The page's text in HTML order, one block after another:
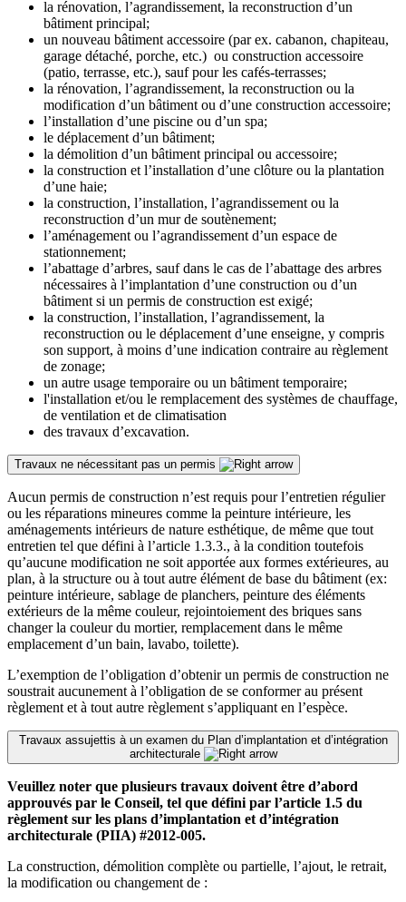
la rénovation, l’agrandissement, la reconstruction d’un
bâtiment principal;
un nouveau bâtiment accessoire (par ex. cabanon, chapiteau,
garage détaché, porche, etc.) ou construction accessoire
(patio, terrasse, etc.), sauf pour les cafés-terrasses;
la rénovation, l’agrandissement, la reconstruction ou la
modification d’un bâtiment ou d’une construction accessoire;
l’installation d’une piscine ou d’un spa;
le déplacement d’un bâtiment;
la démolition d’un bâtiment principal ou accessoire;
la construction et l’installation d’une clôture ou la plantation
d’une haie;
la construction, l’installation, l’agrandissement ou la
reconstruction d’un mur de soutènement;
l’aménagement ou l’agrandissement d’un espace de
stationnement;
l’abattage d’arbres, sauf dans le cas de l’abattage des arbres
nécessaires à l’implantation d’une construction ou d’un
bâtiment si un permis de construction est exigé;
la construction, l’installation, l’agrandissement, la
reconstruction ou le déplacement d’une enseigne, y compris
son support, à moins d’une indication contraire au règlement
de zonage;
un autre usage temporaire ou un bâtiment temporaire;
l'installation et/ou le remplacement des systèmes de chauffage,
de ventilation et de climatisation
des travaux d’excavation.
Travaux ne nécessitant pas un permis
Aucun permis de construction n’est requis pour l’entretien régulier
ou les réparations mineures comme la peinture intérieure, les
aménagements intérieurs de nature esthétique, de même que tout
entretien tel que défini à l’article 1.3.3., à la condition toutefois
qu’aucune modification ne soit apportée aux formes extérieures, au
plan, à la structure ou à tout autre élément de base du bâtiment (ex:
peinture intérieure, sablage de planchers, peinture des éléments
extérieurs de la même couleur, rejointoiement des briques sans
changer la couleur du mortier, remplacement dans le même
emplacement d’un bain, lavabo, toilette).
L’exemption de l’obligation d’obtenir un permis de construction ne
soustrait aucunement à l’obligation de se conformer au présent
règlement et à tout autre règlement s’appliquant en l’espèce.
Travaux assujettis à un examen du Plan d’implantation et d’intégration
architecturale
Veuillez noter que plusieurs travaux doivent être d’abord
approuvés par le Conseil, tel que défini par l’article 1.5 du
règlement sur les plans d’implantation et d’intégration
architecturale (PIIA) #2012-005.
La construction, démolition complète ou partielle, l’ajout, le retrait,
la modification ou changement de :